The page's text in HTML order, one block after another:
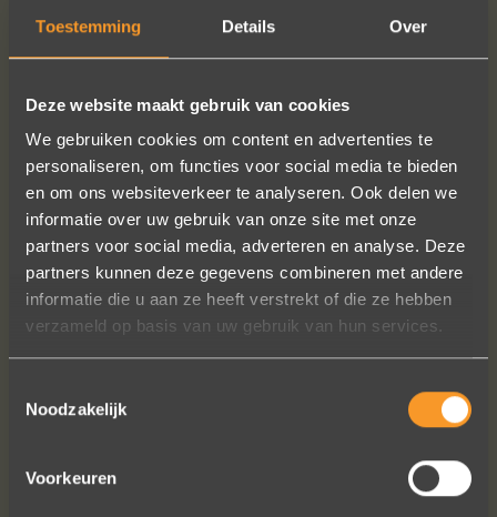
Toestemming Details Over
Deze website maakt gebruik van cookies
We gebruiken cookies om content en advertenties te
personaliseren, om functies voor social media te bieden
en om ons websiteverkeer te analyseren. Ook delen we
informatie over uw gebruik van onze site met onze
partners voor social media, adverteren en analyse. Deze
partners kunnen deze gegevens combineren met andere
informatie die u aan ze heeft verstrekt of die ze hebben
verzameld op basis van uw gebruik van hun services.
Noodzakelijk
Voorkeuren
SUIVEZ-NOUS SUR LES MÉDIAS SOCIAUX
Wat een vakmanschap! De sierraden
het echt zijn ze eigenlijk mooier dan